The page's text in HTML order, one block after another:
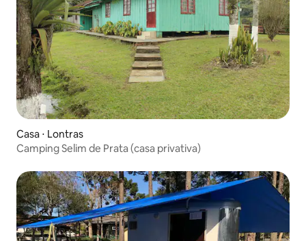
Casa ⋅ Lontras
Camping Selim de Prata (casa privativa)